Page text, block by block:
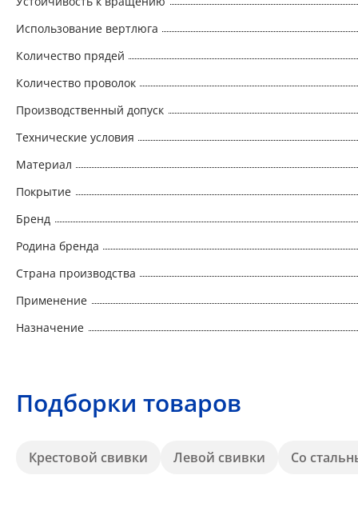
Использование вертлюга
Количество прядей
Количество проволок
Производственный допуск
Технические условия
Материал
Покрытие
Бренд
Родина бренда
Страна производства
Применение
Назначение
Подборки товаров
Крестовой свивки Левой свивки Со